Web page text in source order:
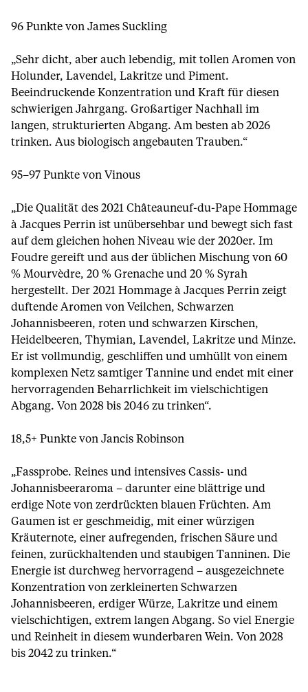
96 Punkte von James Suckling
„Sehr dicht, aber auch lebendig, mit tollen Aromen von
Holunder, Lavendel, Lakritze und Piment.
Beeindruckende Konzentration und Kraft für diesen
schwierigen Jahrgang. Großartiger Nachhall im
langen, strukturierten Abgang. Am besten ab 2026
trinken. Aus biologisch angebauten Trauben.“
95–97 Punkte von Vinous
„Die Qualität des 2021 Châteauneuf-du-Pape Hommage
à Jacques Perrin ist unübersehbar und bewegt sich fast
auf dem gleichen hohen Niveau wie der 2020er. Im
Foudre gereift und aus der üblichen Mischung von 60
% Mourvèdre, 20 % Grenache und 20 % Syrah
hergestellt. Der 2021 Hommage à Jacques Perrin zeigt
duftende Aromen von Veilchen, Schwarzen
Johannisbeeren, roten und schwarzen Kirschen,
Heidelbeeren, Thymian, Lavendel, Lakritze und Minze.
Er ist vollmundig, geschliffen und umhüllt von einem
komplexen Netz samtiger Tannine und endet mit einer
hervorragenden Beharrlichkeit im vielschichtigen
Abgang. Von 2028 bis 2046 zu trinken“.
18,5+ Punkte von Jancis Robinson
„Fassprobe. Reines und intensives Cassis- und
Johannisbeeraroma – darunter eine blättrige und
erdige Note von zerdrückten blauen Früchten. Am
Gaumen ist er geschmeidig, mit einer würzigen
Kräuternote, einer aufregenden, frischen Säure und
feinen, zurückhaltenden und staubigen Tanninen. Die
Energie ist durchweg hervorragend – ausgezeichnete
Konzentration von zerkleinerten Schwarzen
Johannisbeeren, erdiger Würze, Lakritze und einem
vielschichtigen, extrem langen Abgang. So viel Energie
und Reinheit in diesem wunderbaren Wein. Von 2028
bis 2042 zu trinken.“